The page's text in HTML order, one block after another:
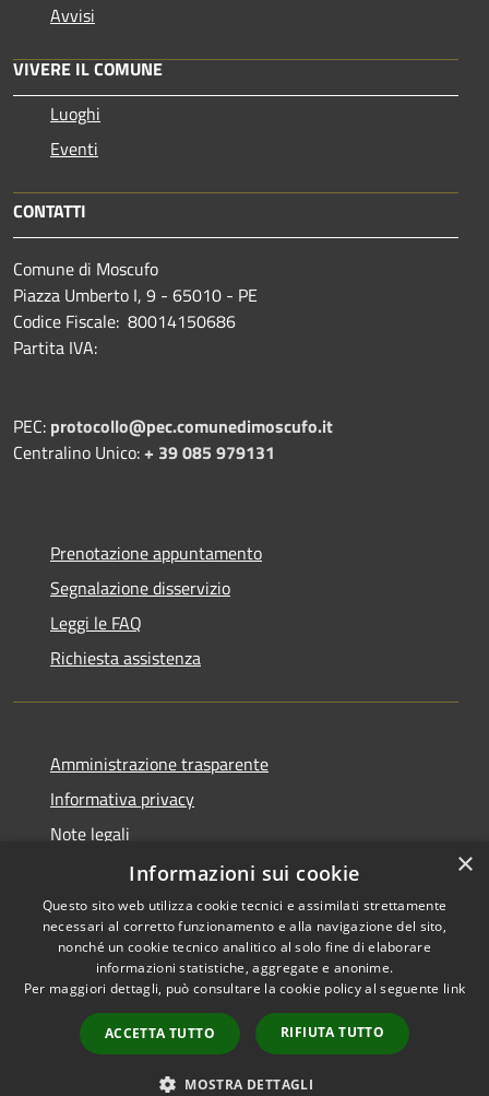
Avvisi
VIVERE IL COMUNE
Luoghi
Eventi
CONTATTI
Comune di Moscufo
Piazza Umberto I, 9 - 65010 - PE
Codice Fiscale: 80014150686
Partita IVA:
PEC: protocollo@pec.comunedimoscufo.it
Centralino Unico:+ 39 085 979131
Prenotazione appuntamento
Segnalazione disservizio
Leggi le FAQ
Richiesta assistenza
Amministrazione trasparente
Informativa privacy
Note legali
Dichiarazione di accessibilità
RSS
Accessibilità
Copyright © 2026 • Comune di
Municipium•
Accesso
redazione
×
Informazioni sui cookie
Questo sito web utilizza cookie tecnici e assimilati strettamente
necessari al corretto funzionamento e alla navigazione del sito,
nonché un cookie tecnico analitico al solo fine di elaborare
informazioni statistiche, aggregate e anonime.
Per maggiori dettagli, può consultare la cookie policy al seguente link
ACCETTA TUTTO RIFIUTA TUTTO
MOSTRA DETTAGLI